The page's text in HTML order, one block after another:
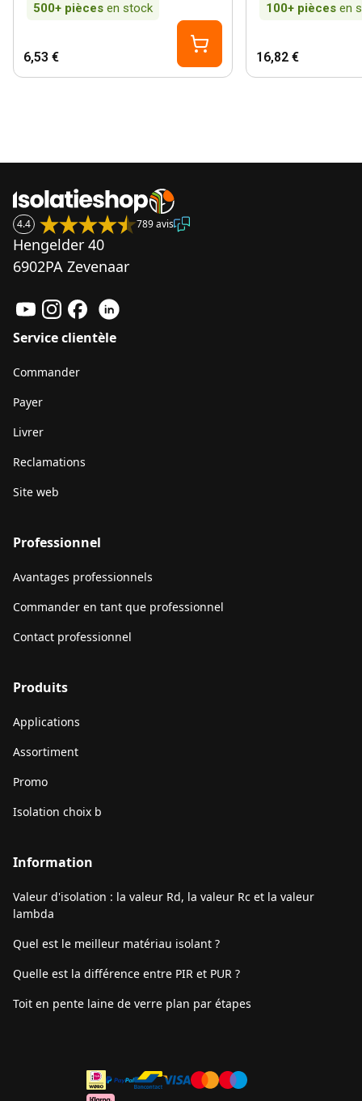
500+ pièces en stock
6,53 €
100+ pièces en
16,82 €
4.4 789 avis
Hengelder 40
6902PA Zevenaar
Service clientèle
Commander
Payer
Livrer
Reclamations
Site web
Professionnel
Avantages professionnels
Commander en tant que professionnel
Contact professionnel
Produits
Applications
Assortiment
Promo
Isolation choix b
Information
Valeur d'isolation : la valeur Rd, la valeur Rc et la valeur
lambda
Quel est le meilleur matériau isolant ?
Quelle est la différence entre PIR et PUR ?
Toit en pente laine de verre plan par étapes